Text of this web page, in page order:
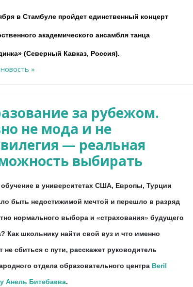
в Стамбуле пройдет единственный концерт
академического ансамбля танца
(Северный Кавказ, Россия).
»
за рубежом.
не мода и не
— реальная
выбирать
в университетах США, Европы, Турции
быть недостижимой мечтой и перешло в разряд
нормального выбора и «страхования» будущего
Как школьнику найти свой вуз и что именно
не сбиться с пути, расскажет руководитель
отдела образовательного центра Beril
Анель Битебаева.